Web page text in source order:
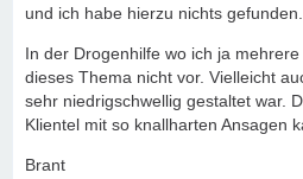
und ich habe hierzu nichts gefunden.
In der Drogenhilfe wo ich ja
dieses Thema nicht vor. Vielleicht
sehr niedrigschwellig gestaltet war.
Klientel mit so knallharten Ansagen
Brant